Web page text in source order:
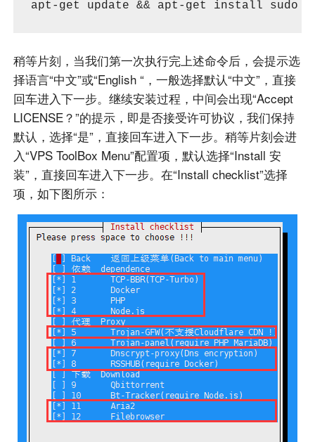
apt-get update && apt-get install sudo
稍等片刻，当我们第一次执行完上述命令后，会提示选
择语言“中文”或“English “，一般选择默认“中文”，直接
回车进入下一步。继续安装过程，中间会出现“Accept
LICENSE？”的提示，即是否接受许可协议，我们保持
默认，选择“是”，直接回车进入下一步。稍等片刻会进
入“VPS ToolBox Menu”配置项，默认选择“Install 安
装”，直接回车进入下一步。在“Install checklist”选择
项，如下图所示：